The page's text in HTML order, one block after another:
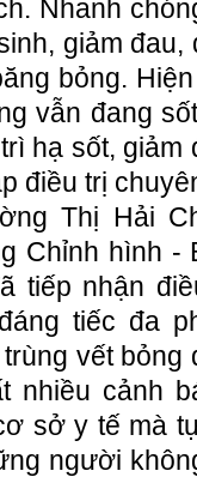
Nhanh
giảm
bỏng.
vẫn đang
hạ sốt, giảm
điều trị
Thị Hải
Chỉnh hình -
tiếp nhận
tiếc đa
vết
nhiều cảnh
sở y tế mà
người